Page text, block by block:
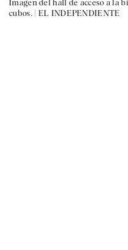
Imagen del hall de acceso a la
cubos. | EL INDEPENDIENTE